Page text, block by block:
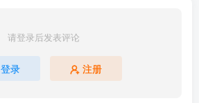
请登录后发表评论
登录 注册